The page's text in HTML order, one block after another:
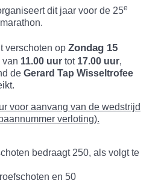
dit jaar voor de 25e
verschoten op Zondag 15
van 11.00 uur tot 17.00 uur,
de Gerard Tap Wisseltrofee
voor aanvang van de wedstrijd
verloting).
bedraagt 250, als volgt te
en 50